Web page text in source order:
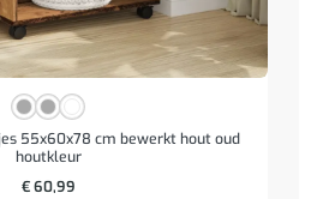
55x60x78 cm bewerkt hout oud
houtkleur
€60,99